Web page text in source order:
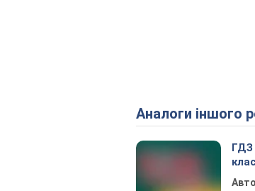
Аналоги іншого
ГДЗ
клас